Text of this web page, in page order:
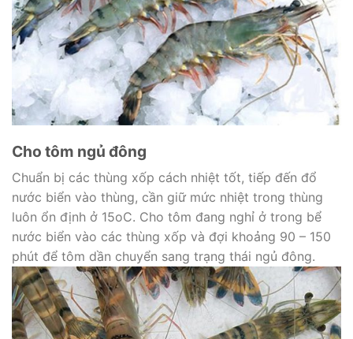
Cho tôm ngủ đông
Chuẩn bị các thùng xốp cách nhiệt tốt, tiếp đến đổ
nước biển vào thùng, cần giữ mức nhiệt trong thùng
luôn ổn định ở 15oC. Cho tôm đang nghỉ ở trong bể
nước biển vào các thùng xốp và đợi khoảng 90 – 150
phút để tôm dần chuyển sang trạng thái ngủ đông.